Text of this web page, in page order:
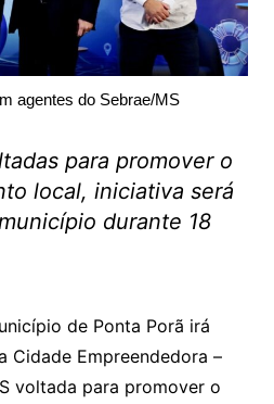
agentes do Sebrae/MS
para promover o
local, iniciativa será
durante 18
de Ponta Porã irá
Cidade Empreendedora –
voltada para promover o